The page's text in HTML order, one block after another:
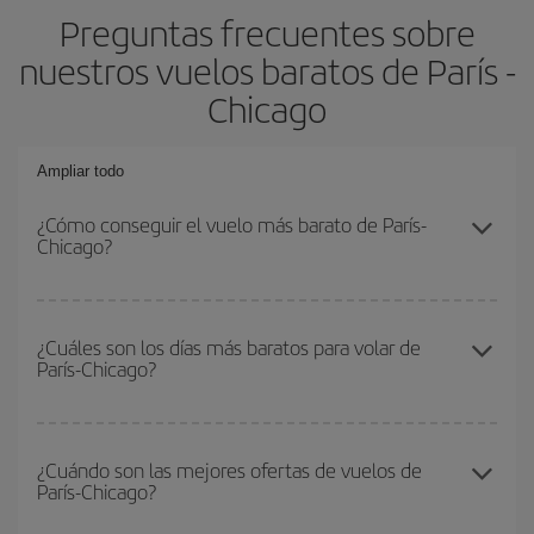
Preguntas frecuentes sobre
nuestros vuelos baratos de París -
Chicago
Ampliar todo
¿Cómo conseguir el vuelo más barato de París-
Chicago?
conseguir el vuelo más barato si evitas temporadas altas,
compras con antelación y puedes ser flexible con las fechas y
¿Cuáles son los días más baratos para volar de
París-Chicago?
que empezar una consulta en nuestro
buscador de vuelos
baratos. Dinos desde dónde vuelas, a dónde quieres ir y en qué
¿Cuándo son las mejores ofertas de vuelos de
París-Chicago?